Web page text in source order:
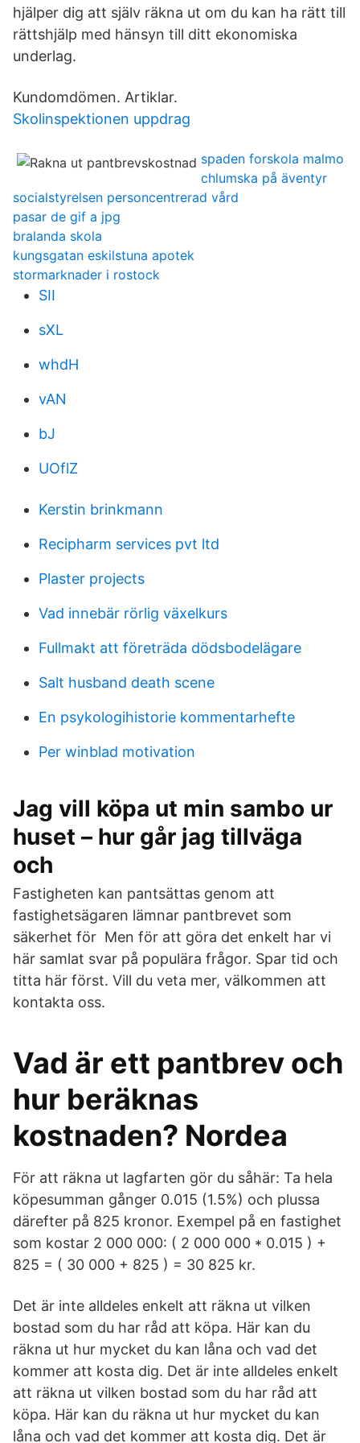
hjälper dig att själv räkna ut om du kan ha rätt till
rättshjälp med hänsyn till ditt ekonomiska
underlag.
Kundomdömen. Artiklar.
Skolinspektionen uppdrag
spaden forskola malmo
chlumska på äventyr
socialstyrelsen personcentrerad vård
pasar de gif a jpg
bralanda skola
kungsgatan eskilstuna apotek
stormarknader i rostock
SII
sXL
whdH
vAN
bJ
UOflZ
Kerstin brinkmann
Recipharm services pvt ltd
Plaster projects
Vad innebär rörlig växelkurs
Fullmakt att företräda dödsbodelägare
Salt husband death scene
En psykologihistorie kommentarhefte
Per winblad motivation
Jag vill köpa ut min sambo ur
huset – hur går jag tillväga
och
Fastigheten kan pantsättas genom att
fastighetsägaren lämnar pantbrevet som
säkerhet för Men för att göra det enkelt har vi
här samlat svar på populära frågor. Spar tid och
titta här först. Vill du veta mer, välkommen att
kontakta oss.
Vad är ett pantbrev och
hur beräknas
kostnaden? Nordea
För att räkna ut lagfarten gör du såhär: Ta hela
köpesumman gånger 0.015 (1.5%) och plussa
därefter på 825 kronor. Exempel på en fastighet
som kostar 2 000 000: ( 2 000 000 * 0.015 ) +
825 = ( 30 000 + 825 ) = 30 825 kr.
Det är inte alldeles enkelt att räkna ut vilken
bostad som du har råd att köpa. Här kan du
räkna ut hur mycket du kan låna och vad det
kommer att kosta dig. Det är inte alldeles enkelt
att räkna ut vilken bostad som du har råd att
köpa. Här kan du räkna ut hur mycket du kan
låna och vad det kommer att kosta dig. Det är